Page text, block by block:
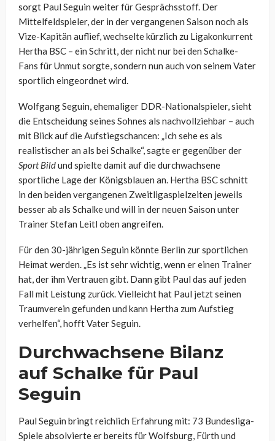
sorgt Paul Seguin weiter für Gesprächsstoff. Der
Mittelfeldspieler, der in der vergangenen Saison noch als
Vize-Kapitän auflief, wechselte kürzlich zu Ligakonkurrent
Hertha BSC – ein Schritt, der nicht nur bei den Schalke-
Fans für Unmut sorgte, sondern nun auch von seinem Vater
sportlich eingeordnet wird.
Wolfgang Seguin, ehemaliger DDR-Nationalspieler, sieht
die Entscheidung seines Sohnes als nachvollziehbar – auch
mit Blick auf die Aufstiegschancen: „Ich sehe es als
realistischer an als bei Schalke“, sagte er gegenüber der
Sport Bildund spielte damit auf die durchwachsene
sportliche Lage der Königsblauen an. Hertha BSC schnitt
in den beiden vergangenen Zweitligaspielzeiten jeweils
besser ab als Schalke und will in der neuen Saison unter
Trainer Stefan Leitl oben angreifen.
Für den 30-jährigen Seguin könnte Berlin zur sportlichen
Heimat werden. „Es ist sehr wichtig, wenn er einen Trainer
hat, der ihm Vertrauen gibt. Dann gibt Paul das auf jeden
Fall mit Leistung zurück. Vielleicht hat Paul jetzt seinen
Traumverein gefunden und kann Hertha zum Aufstieg
verhelfen“, hofft Vater Seguin.
Durchwachsene Bilanz
auf Schalke für Paul
Seguin
Paul Seguin bringt reichlich Erfahrung mit: 73 Bundesliga-
Spiele absolvierte er bereits für Wolfsburg, Fürth und